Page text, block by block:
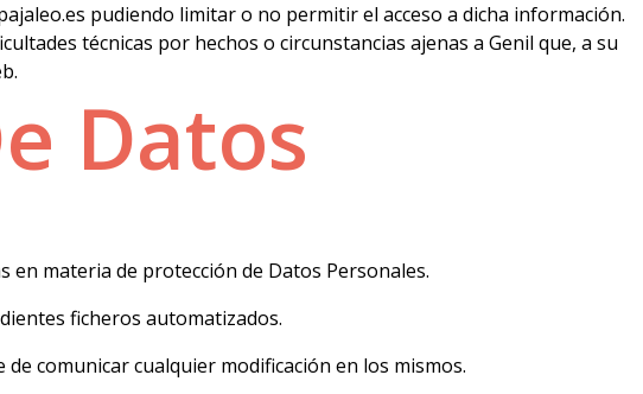
pudiendo limitar o no permitir el acceso a dicha información.
técnicas por hechos o circunstancias ajenas a Genil que, a su
Datos
materia de protección de Datos Personales.
ficheros automatizados.
comunicar cualquier modificación en los mismos.